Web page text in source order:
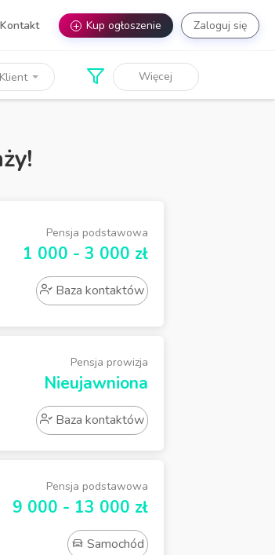
Kontakt + Kup ogłoszenie Zaloguj się
Klient Więcej
Pensja podstawowa
1 000 - 3 000 zł
Baza kontaktów
Pensja prowizja
Nieujawniona
Baza kontaktów
Pensja podstawowa
9 000 - 13 000 zł
Samochód